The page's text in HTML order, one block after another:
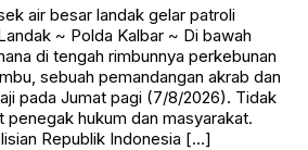
air besar landak gelar patroli
~ Polda Kalbar ~ Di bawah
di tengah rimbunnya perkebunan
sebuah pemandangan akrab dan
pada Jumat pagi (7/8/2026). Tidak
penegak hukum dan masyarakat.
Republik Indonesia […]